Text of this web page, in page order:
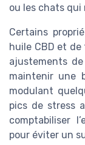
ou les chats qui
Certains
huile CBD et
ajustements
maintenir une
modulant
pics de stress
comptabiliser
pour éviter un